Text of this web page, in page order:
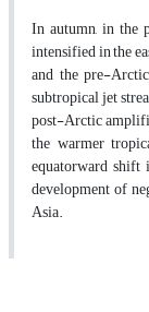
In autumn, in the
intensified in the
and the pre-
subtropical jet
post-Arctic
the warmer
equatorward
development of
Asia.